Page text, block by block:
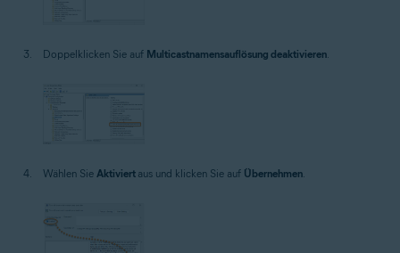
Doppelklicken Sie auf Multicastnamensauflösung deaktivieren
Wählen Sie Aktiviert aus und klicken Sie auf Übernehmen